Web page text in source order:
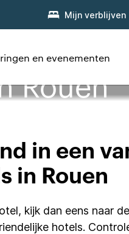
Mijn verblijven
en evenementen
Rouen
in een
in Rouen
kijk dan eens naar
hotels.